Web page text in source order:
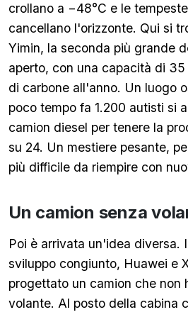
crollano a −48°C e le
cancellano l'orizzonte. Qui si
Yimin, la seconda più grande
aperto, con una capacità di
di carbone all'anno. Un luogo
poco tempo fa 1.200 autisti si
camion diesel per tenere la
su 24. Un mestiere pesante,
più difficile da riempire con
Un camion senza
Poi è arrivata un'idea diversa.
sviluppo congiunto, Huawei e
progettato un camion che non
volante. Al posto della cabina